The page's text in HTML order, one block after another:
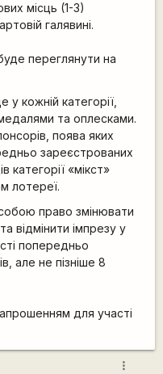
місць (1-3)
галявині.
переглянути на
у кожній категорії,
та оплесками.
поява яких
зареєстрованих
категорії «мікст»
лотереї.
право змінювати
відмінити імпрезу у
попередньо
але не пізніше 8
для участі
more_vert